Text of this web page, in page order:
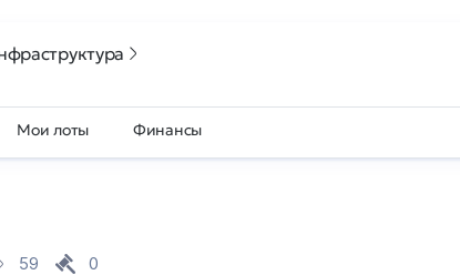
Мои лоты Финансы
59 0